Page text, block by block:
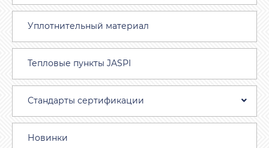
Уплотнительный материал
Тепловые пункты JASPI
Стандарты сертификации
Новинки